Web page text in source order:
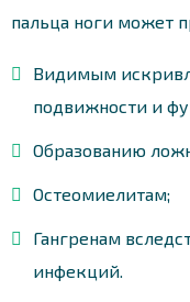
пальца ноги может
Видимым
подвижности и
Образованию
Остеомиелитам;
Гангренам
инфекций.